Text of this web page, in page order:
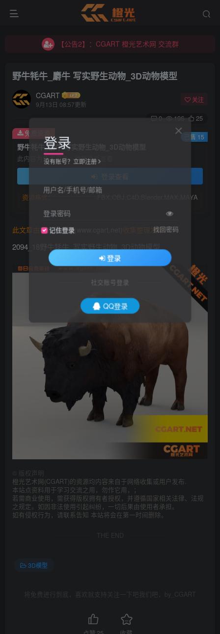
【公告2】：CGART 橙光艺术网 交流群
【公告2】：CGART 橙光艺术网 交流群
野牛牦牛_麝牛 写实野生动物_3D动物模型
CGART
9月13日 08:57更新
关注
0 196 25
野牛牦牛_麝牛 写实野生动物_3D动物模型
此内容为免费资源，请登录后查看
资源格式： FBX,OBJ,C4D,Blender,MAX,MAYA
免费资源 已售 15
此文章由 橙光艺术网(www.cgart.net) 收集整理发布
2094_18野牛牦牛_写实野生动物_3D动物模型
版权声明
橙光艺术网(CGART)的资源均内容来自于网络收集或用户发布.
本站点资料用于学习交流之用，勿作它用，；
若需商业使用，需获得版权拥有者授权，并遵循国家相关法律、法规
之规定。如因非法使用引起纠纷，一切后果由使用者承担。
如有侵权行为，请联系告知 本站将会在第一时间删除。
THE END
3D模型
将免费进行到底，喜欢就支持关注一下吧我们吧，by_CGART
登录
没有账号？立即注册
用户名/手机号/邮箱
登录密码
记住登录 找回密码
登录
社交账号登录
QQ登录